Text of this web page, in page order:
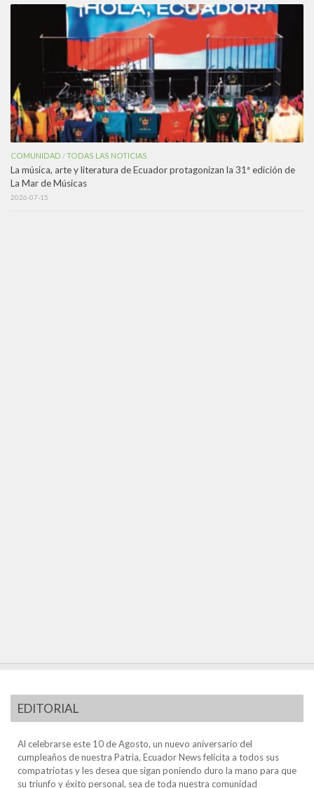
COMUNIDAD /TODAS LAS NOTICIAS
La música, arte y literatura de Ecuador protagonizan la 31ª edición de
La Mar de Músicas
2026-07-15
EDITORIAL
Al celebrarse este 10 de Agosto, un nuevo aniversario del
cumpleaños de nuestra Patria, Ecuador News felicita a todos sus
compatriotas y les desea que sigan poniendo duro la mano para que
su triunfo y éxito personal, sea de toda nuestra comunidad